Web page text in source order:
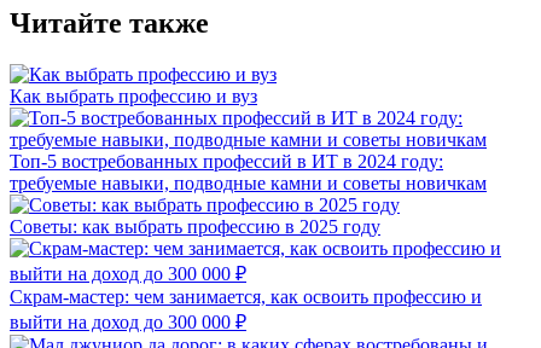
Читайте также
Как выбрать профессию и вуз
Топ-5 востребованных профессий в ИТ в 2024 году:
требуемые навыки, подводные камни и советы новичкам
Советы: как выбрать профессию в 2025 году
Скрам-мастер: чем занимается, как освоить профессию и
выйти на доход до 300 000 ₽